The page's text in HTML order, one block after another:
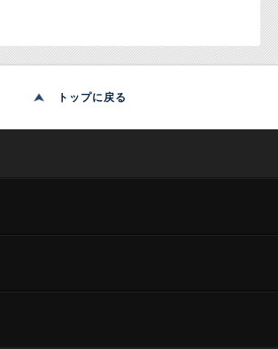
トップに戻る